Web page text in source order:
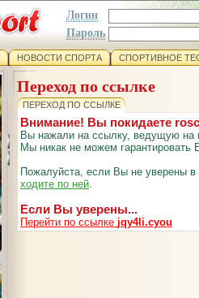
Логин
Пароль
НОВОСТИ СПОРТА СПОРТИВНОЕ
Переход по ссылке
ПЕРЕХОД ПО ССЫЛКЕ
Внимание! Вы покидаете
Вы нажали на ссылку, ведущую на
Мы никак не можем гарантировать
Пожалуйста, если Вы не уверены
ходите по ней.
Если Вы уверены...
Перейти по ссылке jqy4li.cyou